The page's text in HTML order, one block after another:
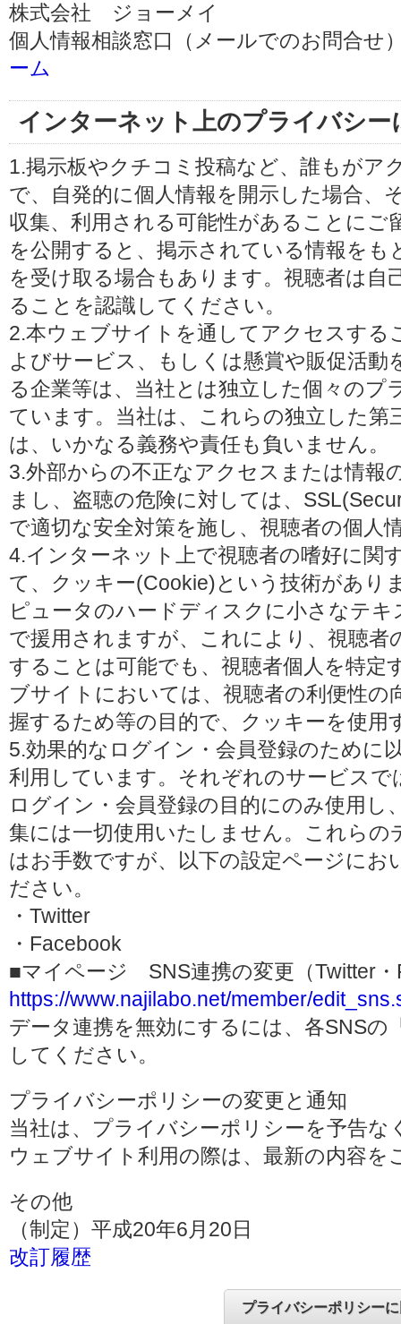
株式会社 ジョーメイ
個人情報相談窓口（メールでのお問合せ
ーム
インターネット上のプライバシー
1.掲示板やクチコミ投稿など、誰もがア
で、自発的に個人情報を開示した場合、
収集、利用される可能性があることに
を公開すると、掲示されている情報を
を受け取る場合もあります。視聴者は自
ることを認識してください。
2.本ウェブサイトを通してアクセスする
よびサービス、もしくは懸賞や販促活動
る企業等は、当社とは独立した個々のプ
ています。当社は、これらの独立した第
は、いかなる義務や責任も負いません。
3.外部からの不正なアクセスまたは情報
まし、盗聴の危険に対しては、
で適切な安全対策を施し、視聴者の個人
4.インターネット上で視聴者の嗜好に関
て、クッキー(Cookie)という技術があり
ピュータのハードディスクに小さなテ
で援用されますが、これにより、視聴
することは可能でも、視聴者個人を特定
ブサイトにおいては、視聴者の利便性の
握するため等の目的で、クッキーを使用
5.効果的なログイン・会員登録のために
利用しています。それぞれのサービス
ログイン・会員登録の目的にのみ使用し
集には一切使用いたしません。これらの
はお手数ですが、以下の設定ページにお
ださい。
・Twitter
・Facebook
■マイページ SNS連携の変更（Twitter・
https://www.najilabo.net/member/
データ連携を無効にするには、各SNS
してください。
プライバシーポリシーの変更と通知
当社は、プライバシーポリシーを予告
ウェブサイト利用の際は、最新の内容を
その他
（制定）平成20年6月20日
改訂履歴